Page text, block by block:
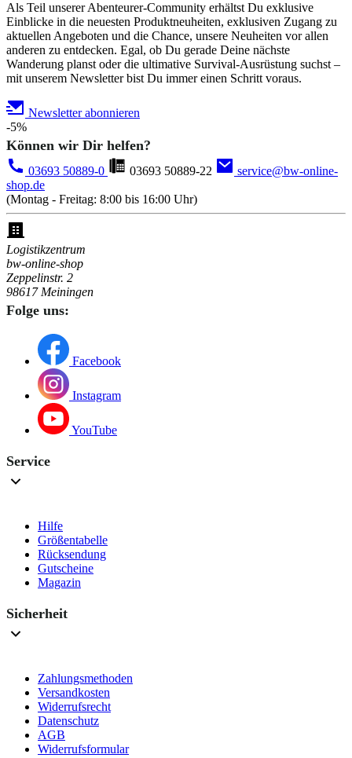
Als Teil unserer Abenteurer-Community erhältst Du exklusive
Einblicke in die neuesten Produktneuheiten, exklusiven Zugang zu
aktuellen Angeboten und die Chance, unsere Neuheiten vor allen
anderen zu entdecken. Egal, ob Du gerade Deine nächste
Wanderung planst oder die ultimative Survival-Ausrüstung suchst –
mit unserem Newsletter bist Du immer einen Schritt voraus.
Newsletter abonnieren
-5%
Können wir Dir helfen?
03693 50889-0 03693 50889-22
service@bw-online-
shop.de
(Montag - Freitag: 8:00 bis 16:00 Uhr)
Logistikzentrum
bw-online-shop
Zeppelinstr. 2
98617 Meiningen
Folge uns:
Facebook
Instagram
YouTube
Service
Hilfe
Größentabelle
Rücksendung
Gutscheine
Magazin
Sicherheit
Zahlungsmethoden
Versandkosten
Widerrufsrecht
Datenschutz
AGB
Widerrufsformular